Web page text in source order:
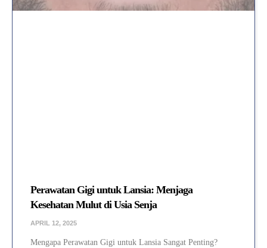
Perawatan Gigi untuk Lansia: Menjaga
Kesehatan Mulut di Usia Senja
APRIL 12, 2025
Mengapa Perawatan Gigi untuk Lansia Sangat Penting?